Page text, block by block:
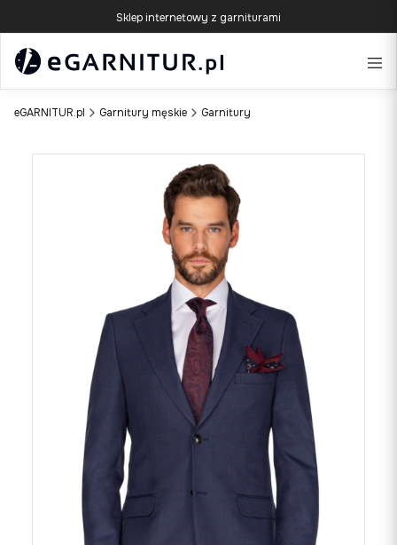
Sklep internetowy z garniturami
eGARNITUR.pl Garnitury męskie Garnitury